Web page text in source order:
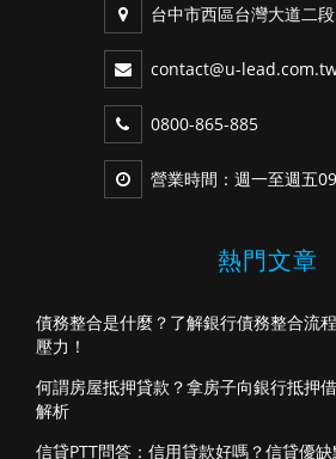
台中市西區台灣大道二
contact@u-
0800-865-885
營業時間：週一至週五
熱門文章
債務整合是什麼？了解銀行債務整合流
壓力！
何謂房屋抵押貸款？拿房子向銀行抵押
解析
信貸PTT問答：信用貸款好嗎？信貸優